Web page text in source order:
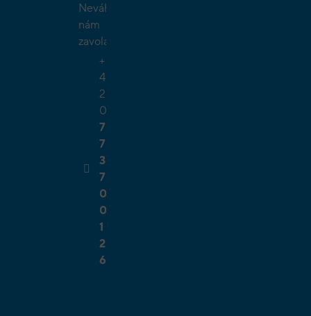
Neváhejte
nám
zavolat.
+
4
2
0
7
7
3
7
0
0
1
2
6